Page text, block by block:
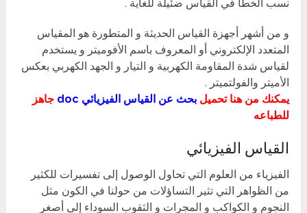
نسب الخطأ في القياس ضئيلة للغاية .
و من أشهر أجهزة القياس الحديثة و المتطورة هو المقياس
المتعدد الإلكتروني أو المعروف باسم الأفوميتر و يستخدم
لقياس شدة المقاومة الكهربية و التيار و الجهد الكهربي بعكس
الأميتر والفولتميتر .
يمكنك من هنا تحميلبحث عن القياس الفيزيائي doc
جاهز
للطباعه
القياس الفيزيائي
الفيزياء من العلوم التي تحاول الوصول إلى تفسيرات للكثير
من الظواهر التي تثير التساؤلات من حولنا في الكون مثل
النجوم و الكواكب و المجرات و الثقوب السوداء إلى أصغر